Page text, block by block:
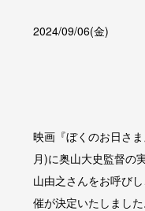
2024/09/06(金)
映画『ぼくのお日さ
月)に奥山大史監督の
山由之さんをお呼び
催が決定いたしまし